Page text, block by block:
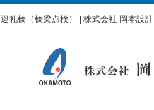
巡礼橋（橋梁点検） | 株式会社 岡本設計